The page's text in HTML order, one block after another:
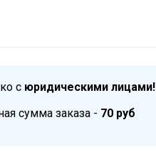
с юридическими лицами!
сумма заказа - 70 руб